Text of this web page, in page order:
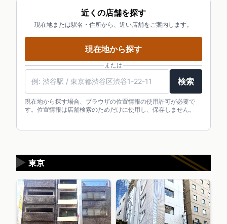
近くの店舗を探す
現在地または駅名・住所から、近い店舗をご案内します。
現在地から探す
または
検索
現在地から探す場合、ブラウザの位置情報の使用許可が必要で
す。位置情報は店舗検索のためだけに使用し、保存しません。
東京
▶